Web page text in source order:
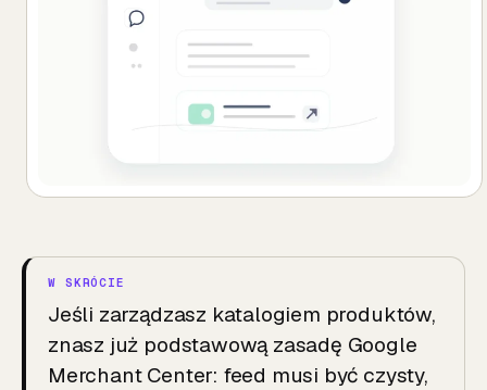
Jeśli zarządzasz katalogiem produktów,
znasz już podstawową zasadę Google
Merchant Center: feed musi być czysty,